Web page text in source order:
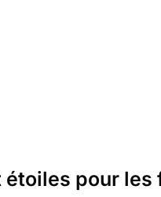
étoiles pour les